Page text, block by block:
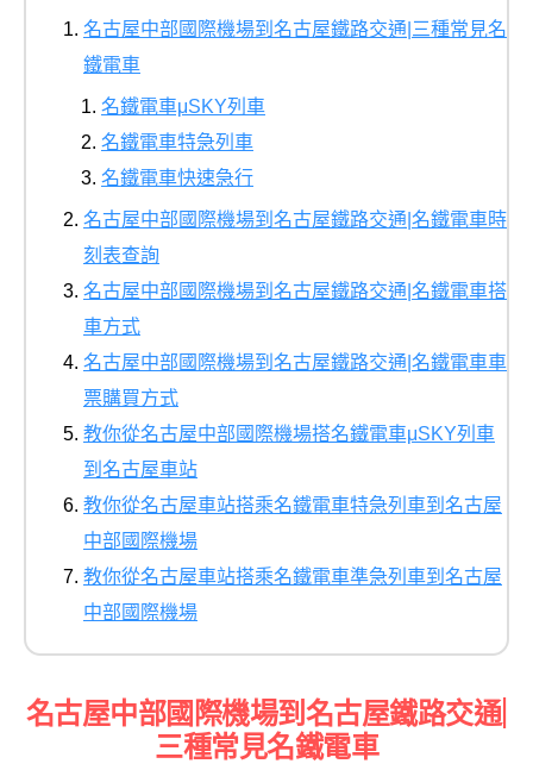
名古屋中部國際機場到名古屋鐵路交通|三種常見名
鐵電車
名鐵電車μSKY列車
名鐵電車特急列車
名鐵電車快速急行
名古屋中部國際機場到名古屋鐵路交通|名鐵電車時
刻表查詢
名古屋中部國際機場到名古屋鐵路交通|名鐵電車搭
車方式
名古屋中部國際機場到名古屋鐵路交通|名鐵電車車
票購買方式
教你從名古屋中部國際機場搭名鐵電車μSKY列車
到名古屋車站
教你從名古屋車站搭乘名鐵電車特急列車到名古屋
中部國際機場
教你從名古屋車站搭乘名鐵電車準急列車到名古屋
中部國際機場
名古屋中部國際機場到名古屋鐵路交通|
三種常見名鐵電車